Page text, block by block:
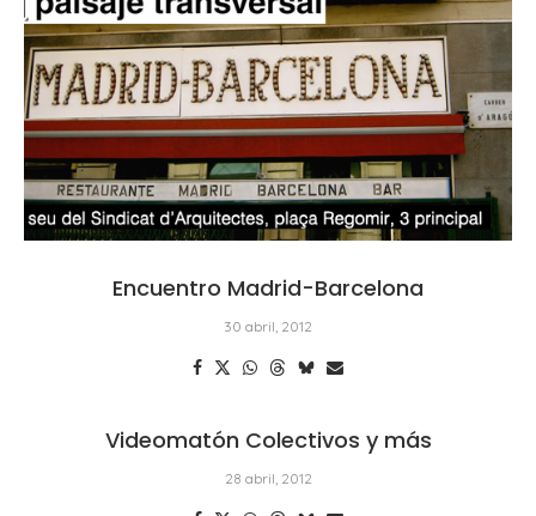
Encuentro Madrid-Barcelona
30 abril, 2012
Videomatón Colectivos y más
28 abril, 2012